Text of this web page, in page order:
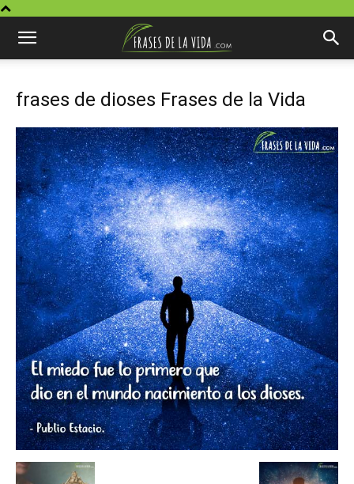
frases de dioses Frases de la Vida